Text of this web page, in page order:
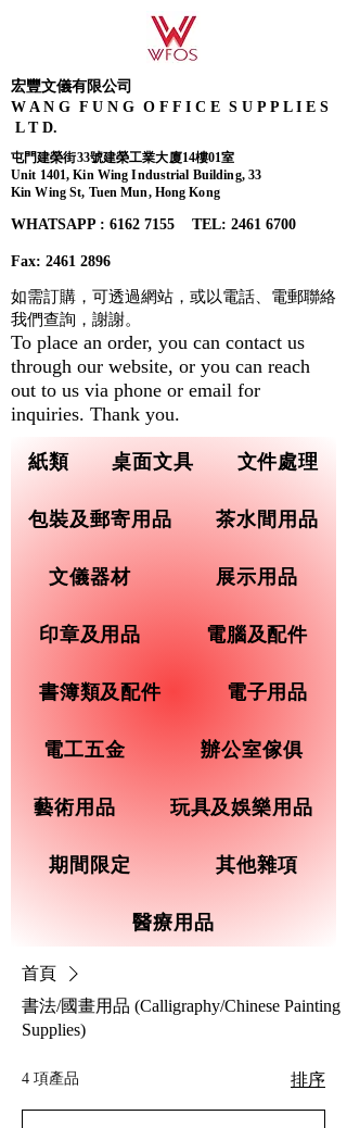
宏豐文儀有限公司
W A N G F U N G O F F I C E S U P P L I E S
L T D.
屯門建榮街33號建榮工業大廈14樓01室
Unit 1401, Kin Wing Industrial Building, 33
Kin Wing St, Tuen Mun, Hong Kong
WHATSAPP : 6162 7155​ TEL: 2461 6700
Fax: 2461 2896
紙類 桌面文具 文件處理
包裝及郵寄用品 茶水間用品
文儀器材 展示用品
印章及用品 電腦及配件
書簿類及配件 電子用品
電工五金 辦公室傢俱
藝術用品 玩具及娛樂用品
期間限定 其他雜項
醫療用品
如需訂購，可透過網站，或以電話、電郵聯絡
我們查詢， 謝謝。
To place an order, you can contact us
through our website, or you can reach
out to us via phone or email for
inquiries. Thank you.
首頁
書法/國畫用品 (Calligraphy/Chinese Painting
Supplies)
4 項產品 排序